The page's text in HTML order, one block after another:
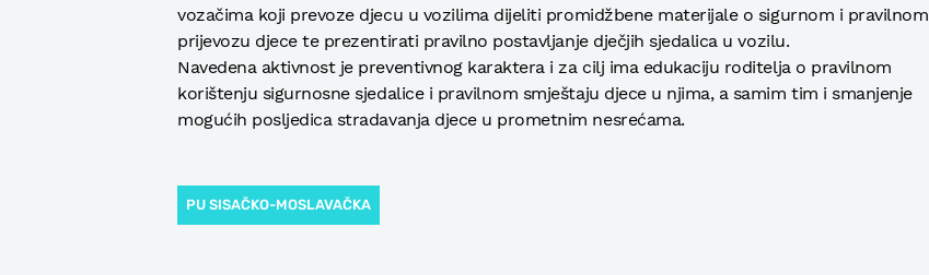
vozačima koji prevoze djecu u vozilima dijeliti promidžbene materijale o sigurnom i pravilnom
prijevozu djece te prezentirati pravilno postavljanje dječjih sjedalica u vozilu.
Navedena aktivnost je preventivnog karaktera i za cilj ima edukaciju roditelja o pravilnom
korištenju sigurnosne sjedalice i pravilnom smještaju djece u njima, a samim tim i smanjenje
mogućih posljedica stradavanja djece u prometnim nesrećama.
PU SISAČKO-MOSLAVAČKA